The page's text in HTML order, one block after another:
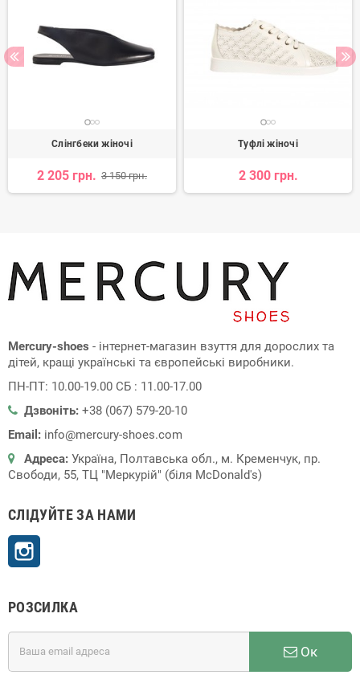
Слінгбеки жіночі
2 205 грн. 3 150 грн.
Туфлі жіночі
2 300 грн.
Mercury-shoes - інтернет-магазин взуття для дорослих та
дітей, кращі українські та європейські виробники.
ПН-ПТ: 10.00-19.00 СБ : 11.00-17.00
Дзвоніть: +38 (067) 579-20-10
Email: info@mercury-shoes.com
Адреса: Україна, Полтавська обл., м. Кременчук, пр.
Свободи, 55, ТЦ "Меркурій" (біля McDonald's)
СЛІДУЙТЕ ЗА НАМИ
РОЗСИЛКА
Ок